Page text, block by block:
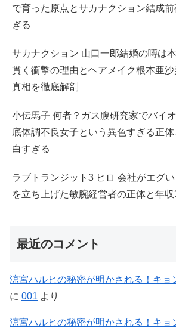
で育った原点とサカナクション結成
ぎる
サカナクション 山口一郎結婚の噂は
貫く衝撃の理由とヘアメイク根本亜
真相を徹底解剖
小伝馬子 何者？ガス腹研究家でバイ
底体調不良女子という異色すぎる正
白すぎる
ラブトランジット3 ヒロ 会社がエグ
を立ち上げた敏腕経営者の正体と年
最近のコメント
涼宮ハルヒの秘密が明かされる！キョ
に 001 より
涼宮ハルヒの秘密が明かされる！キョ